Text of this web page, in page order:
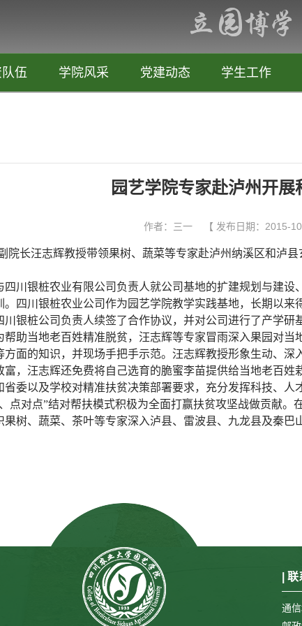
伍 学院风采 党建动态 学生工作
园艺学院专家赴泸州开展
作者：三一 【 发布日期：2015-10-
院长汪志辉教授带领果树、蔬菜等专家赴泸州纳溪区和泸
川银桩农业有限公司负责人就公司基地的扩建规划与建设
四川银桩农业公司作为园艺学院教学实践基地，长期以
银桩公司负责人续签了合作协议，并对公司进行了产学研
帮助当地老百姓精准脱贫，汪志辉等专家冒雨深入果园对
方面的知识，并现场手把手示范。汪志辉教授形象生动、
，汪志辉还免费将自己选育的脆蜜李苗提供给当地老百姓
省委以及学校对精准扶贫决策部署要求，充分发挥科技、人
点对点”结对帮扶模式积极为全面打赢扶贫攻坚战做贡献。
树、蔬菜、茶叶等专家深入泸县、雷波县、九龙县及秦
|
通